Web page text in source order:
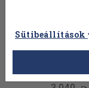
Vissza az
Sütibeállítások